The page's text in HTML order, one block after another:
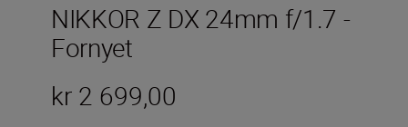
NIKKOR Z DX 24mm f/1.7 -
Fornyet
kr 2 699,00